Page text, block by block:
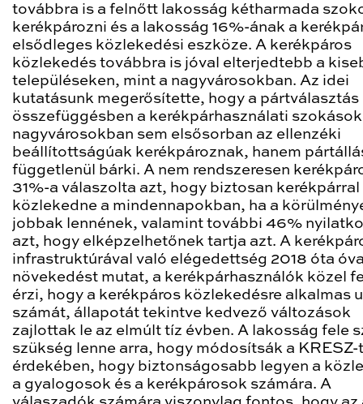
továbbra is a felnőtt lakosság kétharmada
kerékpározni és a lakosság 16%-ának a
elsődleges közlekedési eszköze. A kerékpáros
közlekedés továbbra is jóval elterjedtebb a
településeken, mint a nagyvárosokban. Az idei
kutatásunk megerősítette, hogy a pártválasztás
összefüggésben a kerékpárhasználati
nagyvárosokban sem elsősorban az ellenzéki
beállítottságúak kerékpároznak, hanem
függetlenül bárki. A nem rendszeresen
31%-a válaszolta azt, hogy biztosan kerékpárral
közlekedne a mindennapokban, ha a
jobbak lennének, valamint további 46%
azt, hogy elképzelhetőnek tartja azt. A
infrastruktúrával való elégedettség 2018 óta
növekedést mutat, a kerékpárhasználók közel
érzi, hogy a kerékpáros közlekedésre alkalmas
számát, állapotát tekintve kedvező változások
zajlottak le az elmúlt tíz évben. A lakosság fele
szükség lenne arra, hogy módosítsák a KRESZ-
érdekében, hogy biztonságosabb legyen a
a gyalogosok és a kerékpárosok számára. A